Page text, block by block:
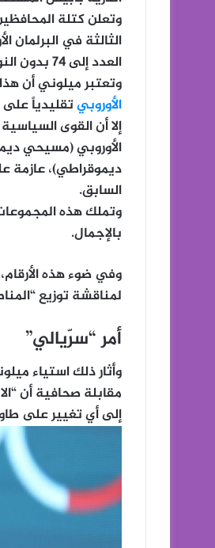
وتعلن كتلة
العدد إلى 74 بدون النواب الأوروبيين التشيكيين السبعة الذين لم ينسحبوا بصورة رسمية بعد.
وتعتبر ميلوني أن
الأوروبيتقليدياً على
إلا أن القوى
الأوروبي (مسيحي
ديموقراطي)، عازمة
السابق.
بالإجمال.
لمناقشة توزيع
أمر “سرّيالي”
وأثار ذلك استياء
مقابلة صحافية أن
إلى أي تغيير على